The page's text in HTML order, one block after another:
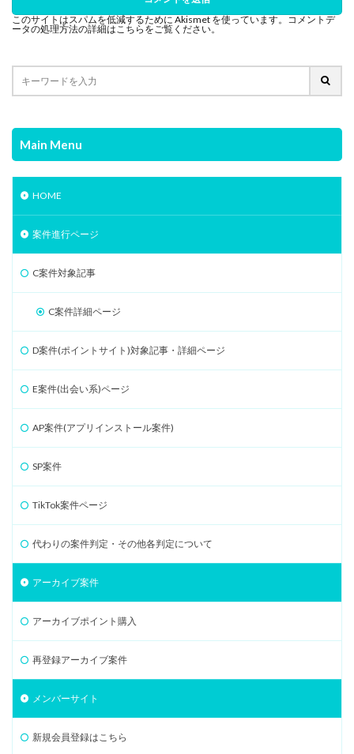
このサイトはスパムを低減するために Akismet を使っています。 コメントデ
ータの処理方法の詳細はこちらをご覧ください。
Main Menu
HOME
案件進行ページ
C案件対象記事
C案件詳細ページ
D案件(ポイントサイト)対象記事・詳細ページ
E案件(出会い系)ページ
AP案件(アプリインストール案件)
SP案件
TikTok案件ページ
代わりの案件判定・その他各判定について
アーカイブ案件
アーカイブポイント購入
再登録アーカイブ案件
メンバーサイト
新規会員登録はこちら